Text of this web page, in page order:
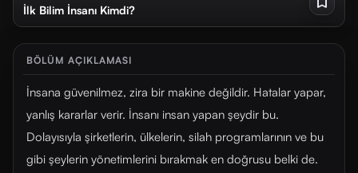
İlk Bilim İnsanı Kimdi?
BÖLÜM AÇIKLAMASI
İnsana güvenilmez, zira bir makine değildir. Hatalar yapar,
yanlış kararlar verir. İnsanı insan yapan şeydir bu.
Dolayısıyla şirketlerin, ülkelerin, silah programlarının ve bu
gibi şeylerin yönetimlerini bırakmak en doğrusu belki de.